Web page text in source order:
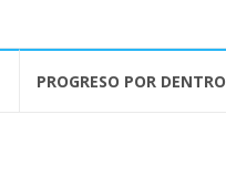
PROGRESO POR DENTRO